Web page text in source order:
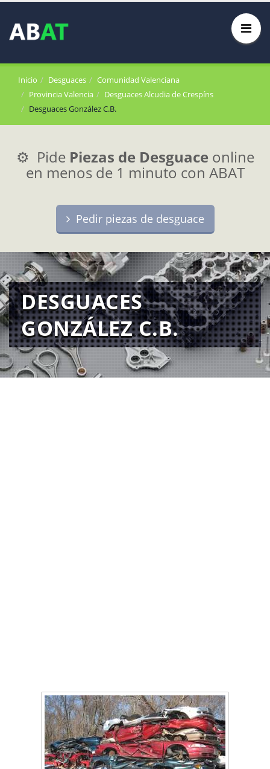
Inicio Desguaces
Comunidad Valenciana
Provincia Valencia
Desguaces Alcudia de Crespíns
Desguaces González C.B.
⚙️ Pide Piezas de Desguace online
en menos de 1 minuto con ABAT
Pedir piezas de desguace
DESGUACES
GONZÁLEZ C.B.